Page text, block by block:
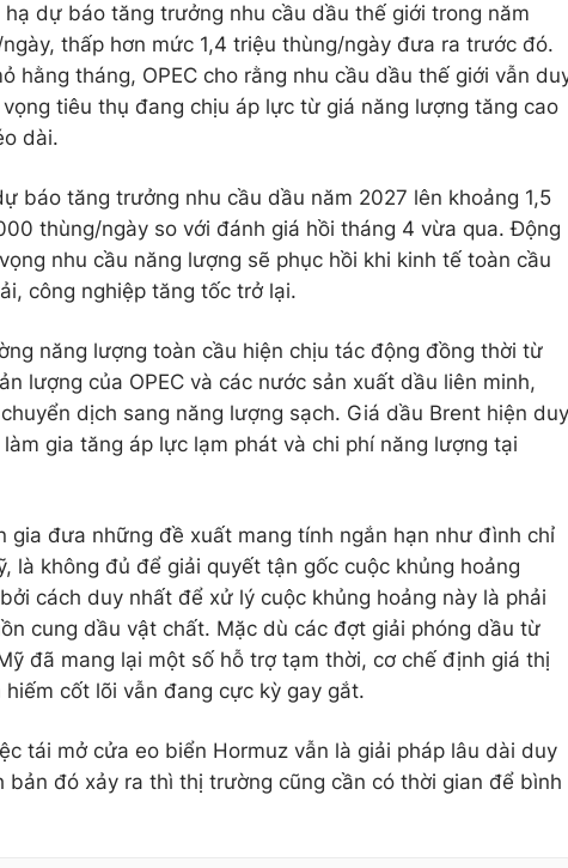
hạ dự báo tăng trưởng nhu cầu dầu thế giới trong năm
thấp hơn mức 1,4 triệu thùng/ngày đưa ra trước đó.
hằng tháng, OPEC cho rằng nhu cầu dầu thế giới vẫn
tiêu thụ đang chịu áp lực từ giá năng lượng tăng cao
dài.
báo tăng trưởng nhu cầu dầu năm 2027 lên khoảng 1,5
thùng/ngày so với đánh giá hồi tháng 4 vừa qua. Động
nhu cầu năng lượng sẽ phục hồi khi kinh tế toàn cầu
công nghiệp tăng tốc trở lại.
năng lượng toàn cầu hiện chịu tác động đồng thời từ
lượng của OPEC và các nước sản xuất dầu liên minh,
dịch sang năng lượng sạch. Giá dầu Brent hiện duy
gia tăng áp lực lạm phát và chi phí năng lượng tại
gia đưa những đề xuất mang tính ngắn hạn như đình chỉ
là không đủ để giải quyết tận gốc cuộc khủng hoảng
cách duy nhất để xử lý cuộc khủng hoảng này là phải
cung dầu vật chất. Mặc dù các đợt giải phóng dầu từ
đã mang lại một số hỗ trợ tạm thời, cơ chế định giá thị
cốt lõi vẫn đang cực kỳ gay gắt.
tái mở cửa eo biển Hormuz vẫn là giải pháp lâu dài duy
bản đó xảy ra thì thị trường cũng cần có thời gian để bình